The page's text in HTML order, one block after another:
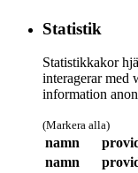
Statistik
Statistikkakor
interagerar med
information
(Markera alla)
namn
namn